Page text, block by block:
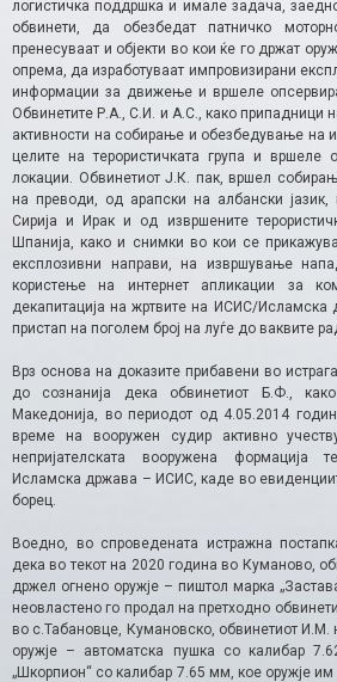
логистичка поддршка и имале задача,
обвинети, да обезбедат патничко
пренесуваат и објекти во кои ќе го држат
опрема, да изработуваат импровизирани
информации за движење и вршеле
Обвинетите Р.А., С.И. и А.С., како припадници
активности на собирање и обезбедување на
целите на терористичката група и вршеле
локации. Обвинетиот Ј.К. пак, вршел
на преводи, од арапски на албански
Сирија и Ирак и од извршените
Шпанија, како и снимки во кои се
експлозивни направи, на извршување
користење на интернет апликации за
декапитација на жртвите на ИСИС/
пристап на поголем број на луѓе до ваквите
Врз основа на доказите прибавени во
до сознанија дека обвинетиот Б.Ф.,
Македонија, во периодот од 4.05.2014
време на вооружен судир активно
непријателската вооружена формација
Исламска држава – ИСИС, каде во
борец.
Воедно, во спроведената истражна
дека во текот на 2020 година во Куманово,
држел огнено оружје – пиштол марка
неовластено го продал на претходно
во с.Табановце, Кумановско, обвинетиот И.М.
оружје – автоматска пушка со калибар
„Шкорпион“ со калибар 7.65 мм, кое оружје им